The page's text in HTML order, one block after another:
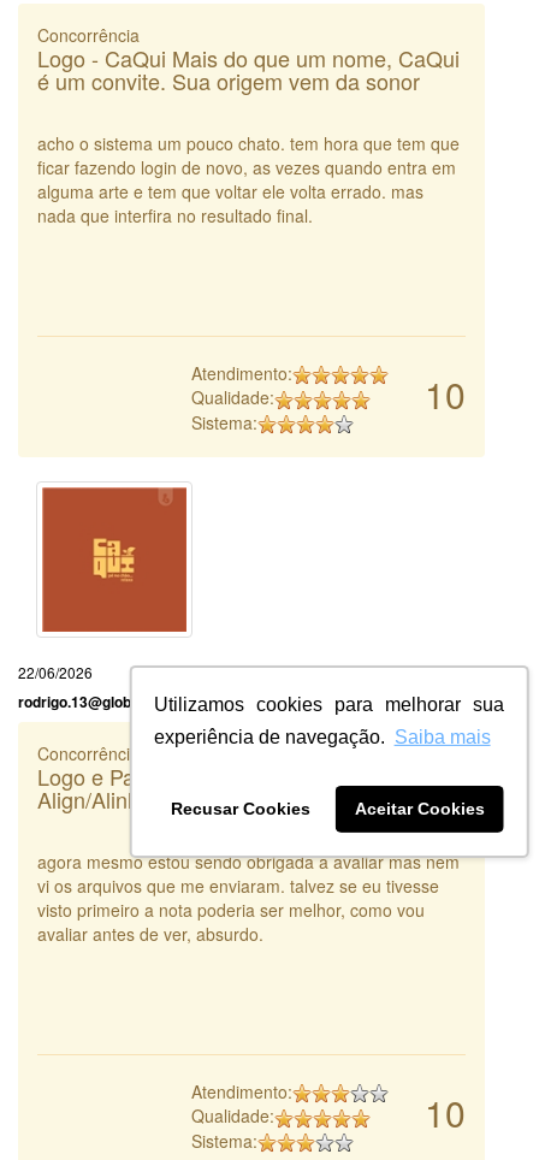
Utilizamos cookies para melhorar sua
experiência de navegação. Saiba mais
Recusar Cookies Aceitar Cookies
Concorrência
Logo - CaQui Mais do que um nome, CaQui
é um convite. Sua origem vem da sonor
acho o sistema um pouco chato. tem hora que tem que
ficar fazendo login de novo, as vezes quando entra em
alguma arte e tem que voltar ele volta errado. mas
nada que interfira no resultado final.
10
Atendimento:
Qualidade:
Sistema:
22/06/2026
rodrigo.13@globo.com
Concorrência
Logo e Papelaria (6 itens) - Prime
Align/Alinhadores invisíveis
agora mesmo estou sendo obrigada a avaliar mas nem
vi os arquivos que me enviaram. talvez se eu tivesse
visto primeiro a nota poderia ser melhor, como vou
avaliar antes de ver, absurdo.
10
Atendimento:
Qualidade:
Sistema: